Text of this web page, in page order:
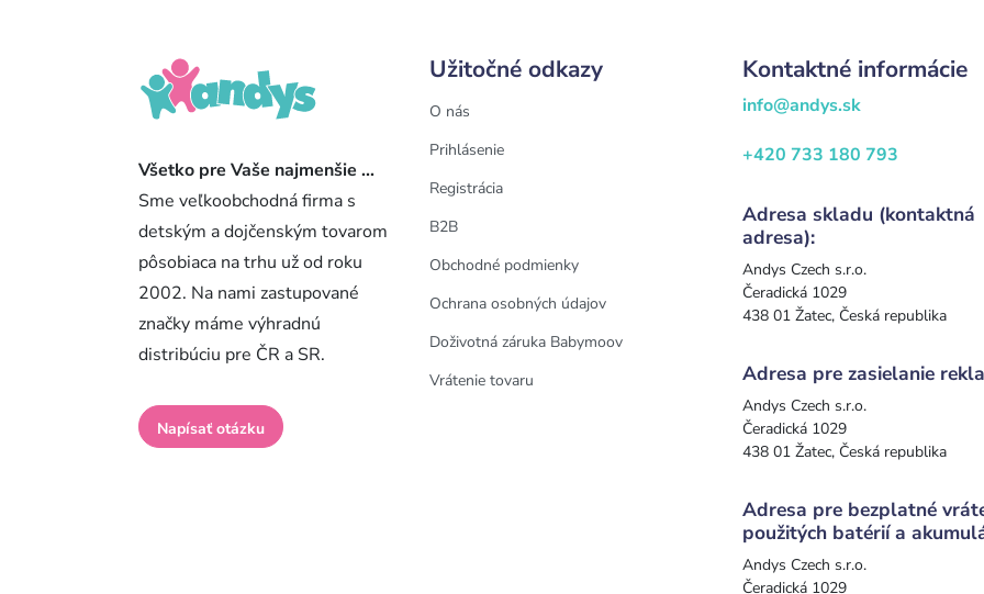
Všetko pre Vaše najmenšie ...
Sme veľkoobchodná firma s
detským a dojčenským tovarom
pôsobiaca na trhu už od roku
2002. Na nami zastupované
značky máme výhradnú
distribúciu pre ČR a SR.
Napísať otázku
Užitočné odkazy
O nás
Prihlásenie
Registrácia
B2B
Obchodné podmienky
Ochrana osobných údajov
Doživotná záruka Babymoov
Vrátenie tovaru
Kontaktné informácie
info@andys.sk
+420 733 180 793
Adresa skladu (kontaktná
adresa):
Andys Czech s.r.o.
Čeradická 1029
438 01 Žatec, Česká republika
Adresa pre zasielanie
Andys Czech s.r.o.
Čeradická 1029
438 01 Žatec, Česká republika
Adresa pre bezplatné
použitých batérií a
Andys Czech s.r.o.
Čeradická 1029